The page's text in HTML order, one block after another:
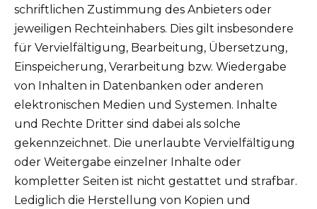
schriftlichen Zustimmung des Anbieters oder
jeweiligen Rechteinhabers. Dies gilt insbesondere
für Vervielfältigung, Bearbeitung, Übersetzung,
Einspeicherung, Verarbeitung bzw. Wiedergabe
von Inhalten in Datenbanken oder anderen
elektronischen Medien und Systemen. Inhalte
und Rechte Dritter sind dabei als solche
gekennzeichnet. Die unerlaubte Vervielfältigung
oder Weitergabe einzelner Inhalte oder
kompletter Seiten ist nicht gestattet und strafbar.
Lediglich die Herstellung von Kopien und